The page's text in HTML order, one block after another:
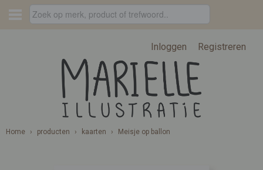
Inloggen Registreren
Home › producten › kaarten › Meisje op ballon